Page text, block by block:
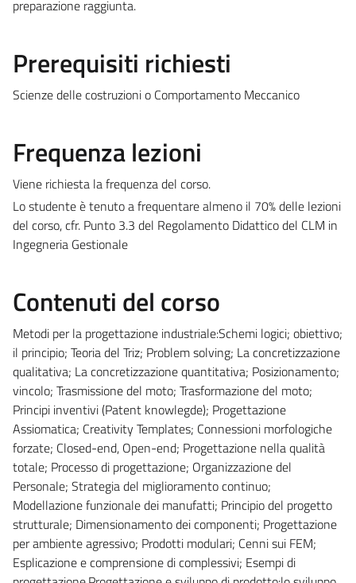
preparazione raggiunta.
Prerequisiti richiesti
Scienze delle costruzioni o Comportamento Meccanico
Frequenza lezioni
Viene richiesta la frequenza del corso.
Lo studente è tenuto a frequentare almeno il 70% delle lezioni
del corso, cfr. Punto 3.3 del Regolamento Didattico del CLM in
Ingegneria Gestionale
Contenuti del corso
Metodi per la progettazione industriale:Schemi logici; obiettivo;
il principio; Teoria del Triz; Problem solving; La concretizzazione
qualitativa; La concretizzazione quantitativa; Posizionamento;
vincolo; Trasmissione del moto; Trasformazione del moto;
Principi inventivi (Patent knowlegde); Progettazione
Assiomatica; Creativity Templates; Connessioni morfologiche
forzate; Closed-end, Open-end; Progettazione nella qualità
totale; Processo di progettazione; Organizzazione del
Personale; Strategia del miglioramento continuo;
Modellazione funzionale dei manufatti; Principio del progetto
strutturale; Dimensionamento dei componenti; Progettazione
per ambiente agressivo; Prodotti modulari; Cenni sui FEM;
Esplicazione e comprensione di complessivi; Esempi di